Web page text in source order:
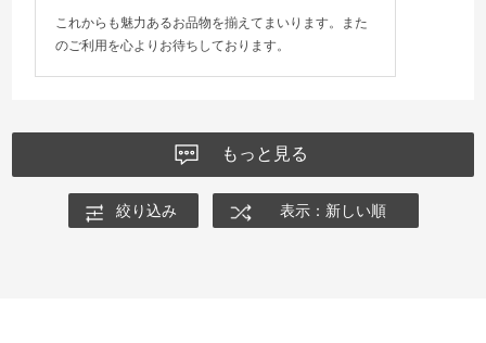
これからも魅力あるお品物を揃えてまいります。また
のご利用を心よりお待ちしております。
もっと見る
絞り込み 表示：新しい順